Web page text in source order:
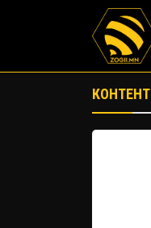
КОНТЕНТ